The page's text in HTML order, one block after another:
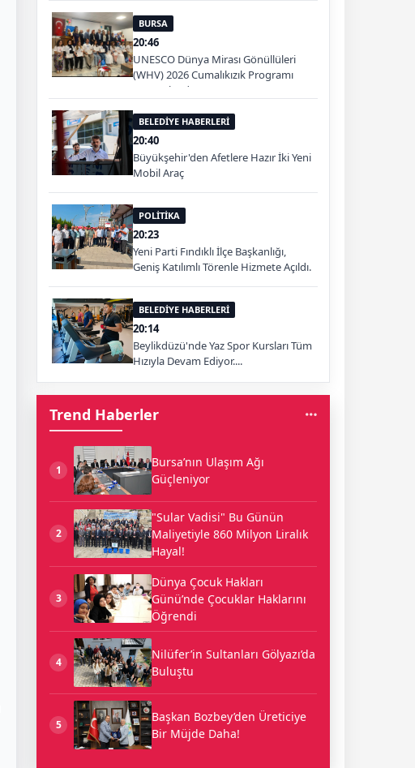
BURSA
20:46
UNESCO Dünya Mirası Gönüllüleri
(WHV) 2026 Cumalıkızık Programı
Tamamlandı.
BELEDİYE HABERLERİ
20:40
Büyükşehir'den Afetlere Hazır İki Yeni
Mobil Araç
POLİTİKA
20:23
Yeni Parti Fındıklı İlçe Başkanlığı,
Geniş Katılımlı Törenle Hizmete Açıldı.
BELEDİYE HABERLERİ
20:14
Beylikdüzü'nde Yaz Spor Kursları Tüm
Hızıyla Devam Ediyor....
Trend Haberler
1
Bursa’nın Ulaşım Ağı
Güçleniyor
2
"Sular Vadisi" Bu Günün
Maliyetiyle 860 Milyon Liralık
Hayal!
3
Dünya Çocuk Hakları
Günü’nde Çocuklar Haklarını
Öğrendi
4
Nilüfer’in Sultanları Gölyazı’da
Buluştu
5
Başkan Bozbey’den Üreticiye
Bir Müjde Daha!